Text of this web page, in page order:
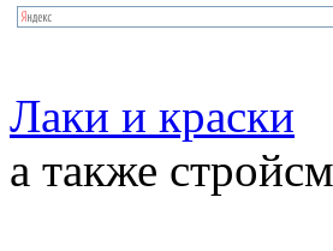
Лаки и краски
а также